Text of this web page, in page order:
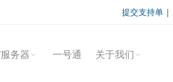
提交支持单 |
务器 一号通 关于我们